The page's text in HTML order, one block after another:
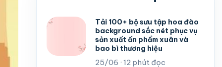
Tải 100+ bộ sưu tập hoa đào
background sắc nét phục vụ
sản xuất ấn phẩm xuân và
bao bì thương hiệu
25/06 · 12 phút đọc